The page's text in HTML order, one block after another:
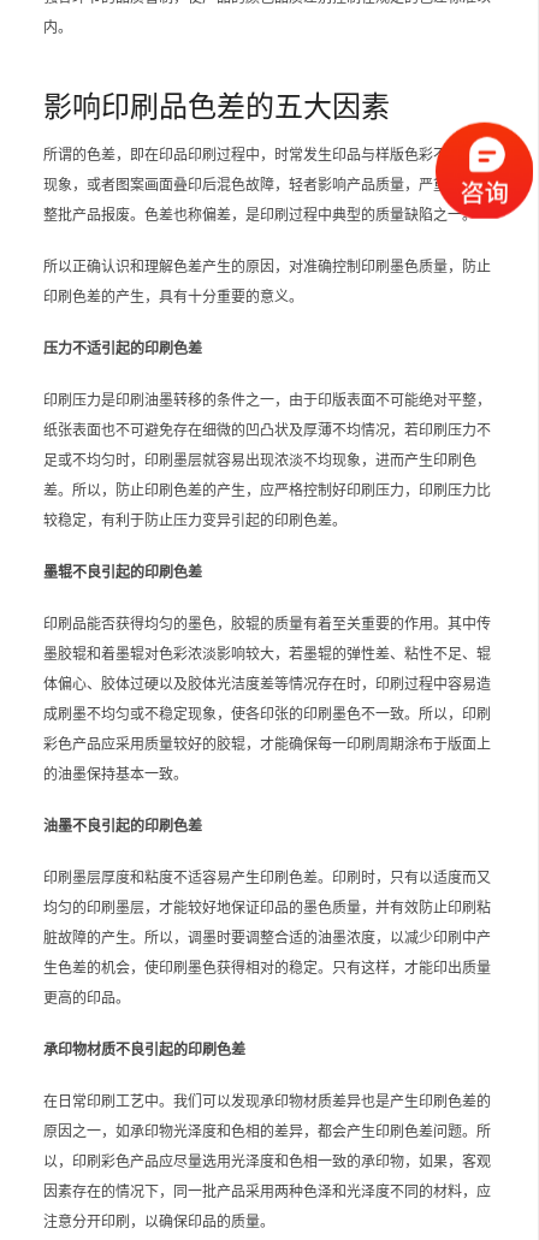
内。
影响印刷品色差的五大因素
所谓的色差，即在印品印刷过程中，时常发生印品与样版色彩不相符的
现象，或者图案画面叠印后混色故障，轻者影响产品质量，严重的会使
整批产品报废。色差也称偏差，是印刷过程中典型的质量缺陷之一。
所以正确认识和理解色差产生的原因，对准确控制印刷墨色质量，防止
印刷色差的产生，具有十分重要的意义。
压力不适引起的印刷色差
印刷压力是印刷油墨转移的条件之一，由于印版表面不可能绝对平整，
纸张表面也不可避免存在细微的凹凸状及厚薄不均情况，若印刷压力不
足或不均匀时，印刷墨层就容易出现浓淡不均现象，进而产生印刷色
差。所以，防止印刷色差的产生，应严格控制好印刷压力，印刷压力比
较稳定，有利于防止压力变异引起的印刷色差。
墨辊不良引起的印刷色差
印刷品能否获得均匀的墨色，胶辊的质量有着至关重要的作用。其中传
墨胶辊和着墨辊对色彩浓淡影响较大，若墨辊的弹性差、粘性不足、辊
体偏心、胶体过硬以及胶体光洁度差等情况存在时，印刷过程中容易造
成刷墨不均匀或不稳定现象，使各印张的印刷墨色不一致。所以，印刷
彩色产品应采用质量较好的胶辊，才能确保每一印刷周期涂布于版面上
的油墨保持基本一致。
油墨不良引起的印刷色差
印刷墨层厚度和粘度不适容易产生印刷色差。印刷时，只有以适度而又
均匀的印刷墨层，才能较好地保证印品的墨色质量，并有效防止印刷粘
脏故障的产生。所以，调墨时要调整合适的油墨浓度，以减少印刷中产
生色差的机会，使印刷墨色获得相对的稳定。只有这样，才能印出质量
更高的印品。
承印物材质不良引起的印刷色差
在日常印刷工艺中。我们可以发现承印物材质差异也是产生印刷色差的
原因之一，如承印物光泽度和色相的差异，都会产生印刷色差问题。所
以，印刷彩色产品应尽量选用光泽度和色相一致的承印物，如果，客观
因素存在的情况下，同一批产品采用两种色泽和光泽度不同的材料，应
注意分开印刷，以确保印品的质量。